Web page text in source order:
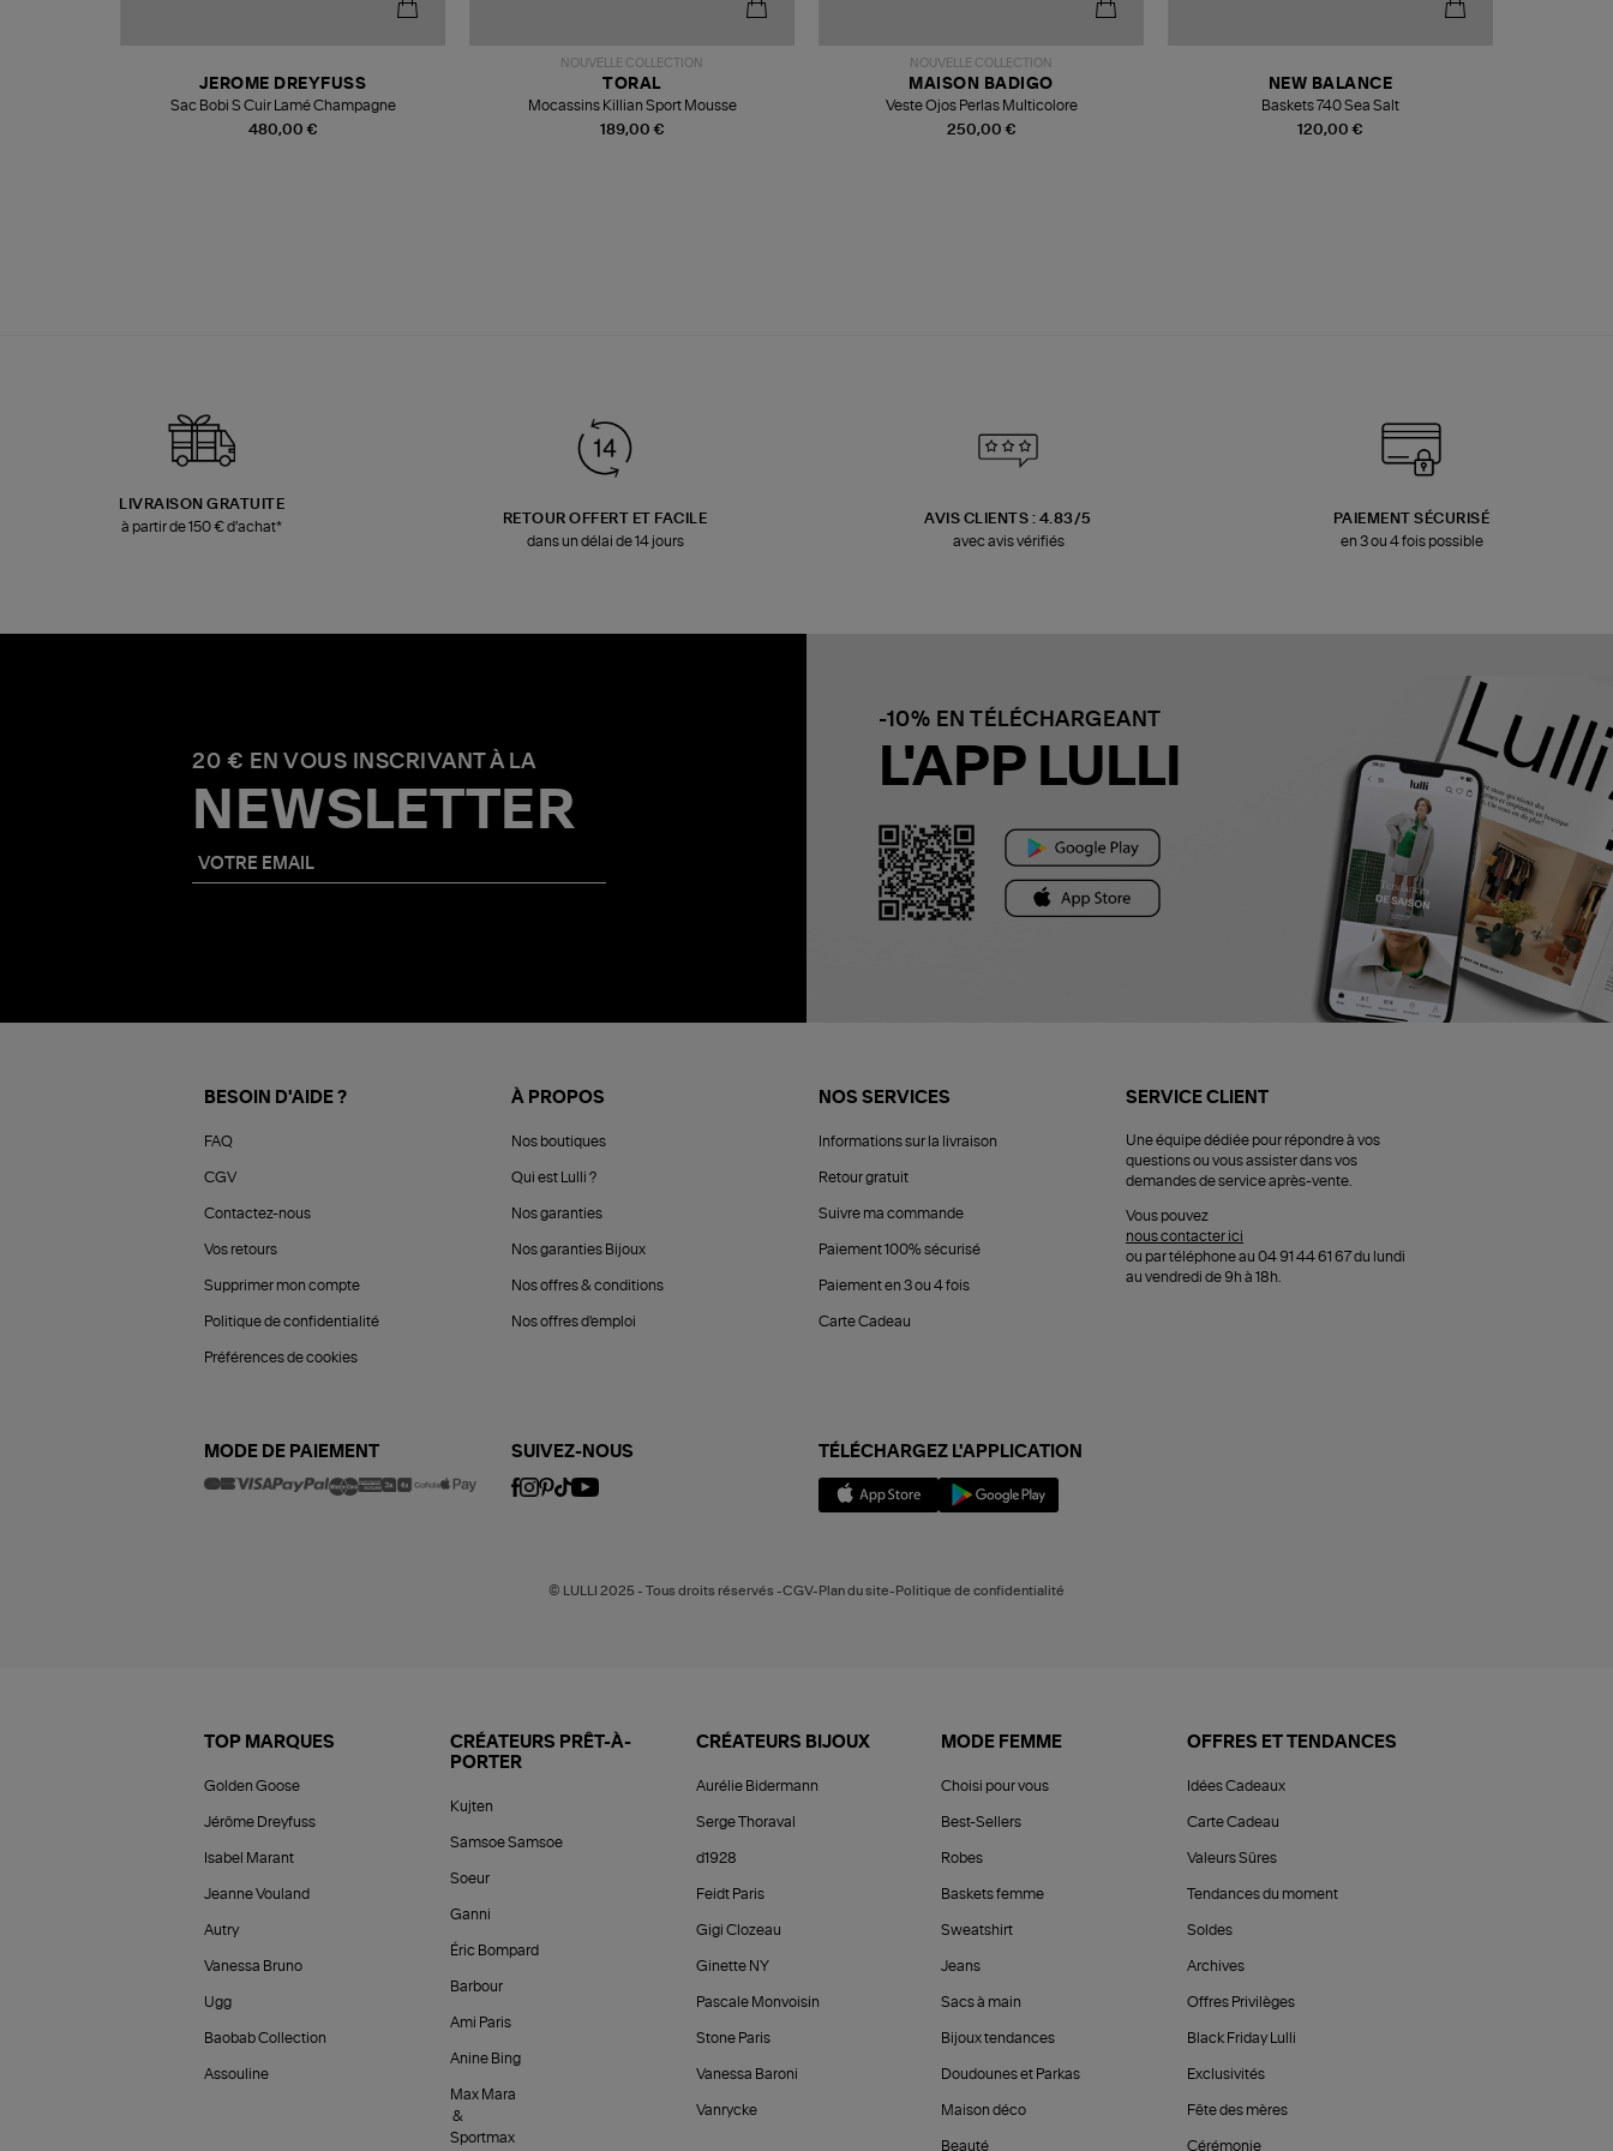
480,00 €
JEROME DREYFUSS
Sac Bobi S Cuir Lamé Champagne
NOUVELLE COLLECTION
189,00 €
TORAL
Mocassins Killian Sport Mousse
NOUVELLE COLLECTION
250,00 €
MAISON BADIGO
Veste Ojos Perlas Multicolore
120,00 €
NEW BALANCE
Baskets 740 Sea Salt
LIVRAISON GRATUITE
à partir de 150 € d'achat*
RETOUR OFFERT ET FACILE
dans un délai de 14 jours
AVIS CLIENTS : 4.83/5
avec avis vérifiés
PAIEMENT SÉCURISÉ
en 3 ou 4 fois possible
20 € EN VOUS INSCRIVANT À LA
NEWSLETTER
-10% EN TÉLÉCHARGEANT
L'APP LULLI
BESOIN D'AIDE ?
FAQ
CGV
Contactez-nous
Vos retours
Supprimer mon compte
Politique de confidentialité
Préférences de cookies
À PROPOS
Nos boutiques
Qui est Lulli ?
Nos garanties
Nos garanties Bijoux
Nos offres & conditions
Nos offres d'emploi
NOS SERVICES
Informations sur la livraison
Retour gratuit
Suivre ma commande
Paiement 100% sécurisé
Paiement en 3 ou 4 fois
Carte Cadeau
SERVICE CLIENT
Une équipe dédiée pour répondre à vos
questions ou vous assister dans vos
demandes de service après-vente.
Vous pouvez
nous contacter ici
ou par téléphone au 04 91 44 61 67 du lundi
au vendredi de 9h à 18h.
MODE DE PAIEMENT SUIVEZ-NOUS TÉLÉCHARGEZ L'APPLICATION
© LULLI 2025 - Tous droits réservés -CGV-Plan du site-Politique de confidentialité
TOP MARQUES
Golden Goose
Jérôme Dreyfuss
Isabel Marant
Jeanne Vouland
Autry
Vanessa Bruno
Ugg
Baobab Collection
Assouline
CRÉATEURS PRÊT-À-
PORTER
Kujten
Samsoe Samsoe
Soeur
Ganni
Éric Bompard
Barbour
Ami Paris
Anine Bing
Max Mara
&
Sportmax
CRÉATEURS BIJOUX
Aurélie Bidermann
Serge Thoraval
d1928
Feidt Paris
Gigi Clozeau
Ginette NY
Pascale Monvoisin
Stone Paris
Vanessa Baroni
Vanrycke
MODE FEMME
Choisi pour vous
Best-Sellers
Robes
Baskets femme
Sweatshirt
Jeans
Sacs à main
Bijoux tendances
Doudounes et Parkas
Maison déco
Beauté
OFFRES ET TENDANCES
Idées Cadeaux
Carte Cadeau
Valeurs Sûres
Tendances du moment
Soldes
Archives
Offres Privilèges
Black Friday Lulli
Exclusivités
Fête des mères
Cérémonie